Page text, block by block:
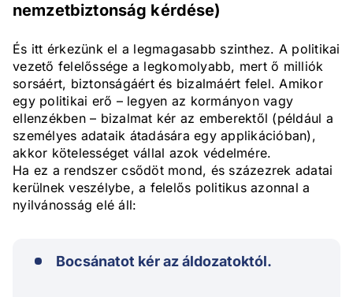
nemzetbiztonság kérdése)
És itt érkezünk el a legmagasabb szinthez. A politikai
vezető felelőssége a legkomolyabb, mert ő milliók
sorsáért, biztonságáért és bizalmáért felel. Amikor
egy politikai erő – legyen az kormányon vagy
ellenzékben – bizalmat kér az emberektől (például a
személyes adataik átadására egy applikációban),
akkor kötelességet vállal azok védelmére.
Ha ez a rendszer csődöt mond, és százezrek adatai
kerülnek veszélybe, a felelős politikus azonnal a
nyilvánosság elé áll:
Bocsánatot kér az áldozatoktól.